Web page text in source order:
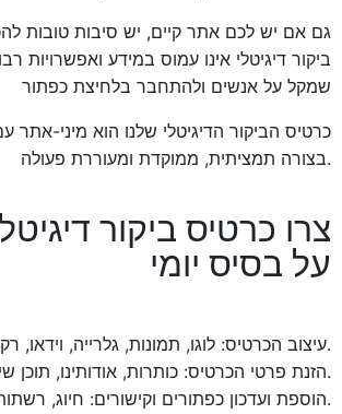
גם אם יש לכם אתר קיים, יש סיבות טובות
ביקור דיגיטלי אינו עמוס במידע
שמקל על אנשים ולהתחבר בלחיצת כפתור
כרטיס הביקור הדיגיטלי שלנו הוא מיני-
בצורה תמציתית, ממוקדת ומעוררת פעולה.
על בסיס יומי
– עיצוב הכרטיס: לוגו, תמונות, גלרייה, וידאו, רקעים.
– הזנת פרטי הכרטיס: כותרות, אודותינו, תוכן שיתופי.
– הוספת ועדכון כפתורים וקישורים: חיוג, רשתות חברתיות, ווטסאפ, ניווט מהיר ועוד.